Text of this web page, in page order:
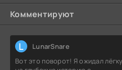
Комментируют
L LunarSnare
Вот это поворот! Я ожидал